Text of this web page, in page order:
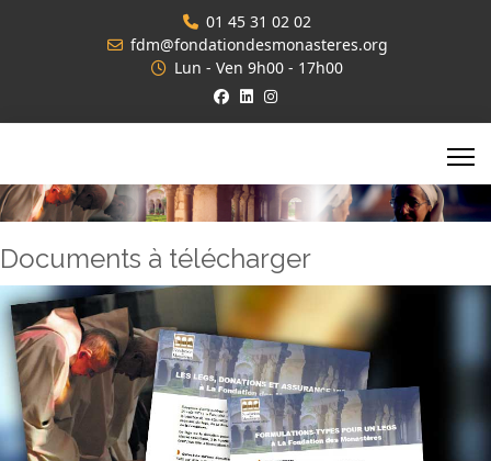
01 45 31 02 02
fdm@fondationdesmonasteres.org
Lun - Ven 9h00 - 17h00
Documents à télécharger